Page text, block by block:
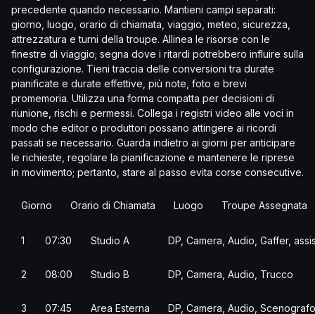
precedente quando necessario. Mantieni campi separati:
giorno, luogo, orario di chiamata, viaggio, meteo, sicurezza,
attrezzatura e turni della troupe. Allinea le risorse con le
finestre di viaggio; segna dove i ritardi potrebbero influire sulla
configurazione. Tieni traccia delle conversioni tra durate
pianificate e durate effettive, più note, foto e brevi
promemoria. Utilizza una forma compatta per decisioni di
riunione, rischi e permessi. Collega i registri video alle voci in
modo che editor o produttori possano attingere ai ricordi
passati se necessario. Guarda indietro ai giorni per anticipare
le richieste, regolare la pianificazione e mantenere le riprese
in movimento; pertanto, stare al passo evita corse consecutive.
Giorno Orario di Chiamata Luogo Troupe Assegnata
1 07:30 Studio A DP, Camera, Audio, Gaffer,
2 08:00 Studio B DP, Camera, Audio, Trucco
3 07:45 Area Esterna DP, Camera, Audio, Scenografo